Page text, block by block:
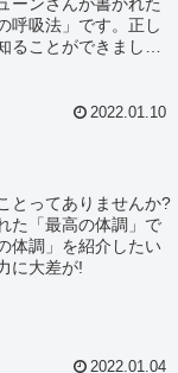
ーンさんが書かれた
呼吸法」です。正し
ることができまし
2022.01.10
とってありませんか?
た「最高の体調」で
体調」を紹介したい
に大差が!
2022.01.04